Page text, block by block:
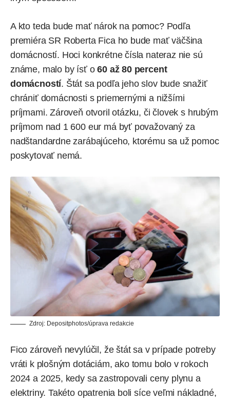
A kto teda bude mať nárok na pomoc? Podľa
premiéra SR Roberta Fica ho bude mať väčšina
domácností. Hoci konkrétne čísla nateraz nie sú
známe, malo by ísť o60 až 80 percent
domácností. Štát sa podľa jeho slov bude snažiť
chrániť domácnosti s priemernými a nižšími
príjmami. Zároveň otvoril otázku, či človek s hrubým
príjmom nad 1 600 eur má byť považovaný za
nadštandardne zarábajúceho, ktorému sa už pomoc
poskytovať nemá.
Zdroj: Depositphotos/úprava redakcie
Fico zároveň nevylúčil, že štát sa v prípade potreby
vráti k plošným dotáciám, ako tomu bolo v rokoch
2024 a 2025, kedy sa zastropovali ceny plynu a
elektriny. Takéto opatrenia boli síce veľmi nákladné,